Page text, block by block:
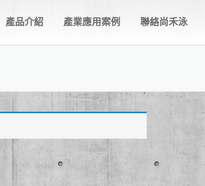
產品介紹 產業應用案例 聯絡尚禾泳